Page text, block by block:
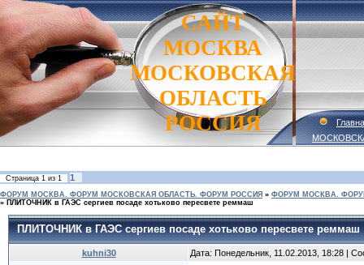
САЙТ
МОСКВА
МОСКОВСКАЯ
ОБЛАСТЬ
РОССИЯ
Страница 1 из 1 1
ФОРУМ МОСКВА. ФОРУМ МОСКОВСКАЯ ОБЛАСТЬ. ФОРУМ РОССИЯ » ФОРУМ МОСКВА.
» ПЛИТОЧНИК в ГАЭС сергиев посаде хотьково пересвете реммаш
ПЛИТОЧНИК в ГАЭС сергиев посаде хотьково пересвете реммаш
kuhni30 Дата: Понедельник, 11.02.2013, 18:28 |